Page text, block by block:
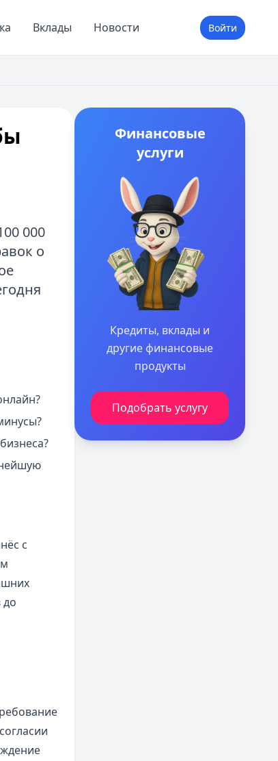
Вклады Новости Войти
000
о
с
до
Финансовые
услуги
Кредиты, вклады и
другие финансовые
продукты
Подобрать услугу